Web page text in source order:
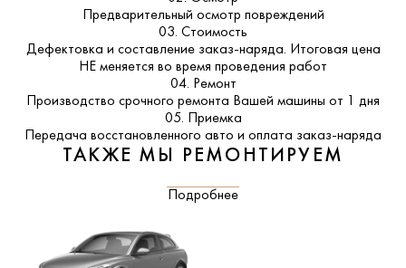
Предварительный осмотр повреждений
03. Стоимость
Дефектовка и составление заказ-наряда. Итоговая цена
НЕ меняется во время проведения работ
04. Ремонт
Производство срочного ремонта Вашей машины от 1 дня
05. Приемка
Передача восстановленного авто и оплата заказ-наряда
ТАКЖЕ МЫ РЕМОНТИРУЕМ
Подробнее